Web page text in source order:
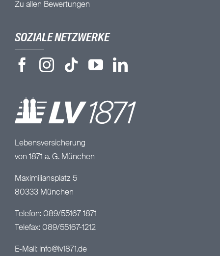
Zu allen Bewertungen
SOZIALE NETZWERKE
Lebensversicherung
von 1871 a. G. München
Maximiliansplatz 5
80333 München
Telefon: 089/55167-1871
Telefax: 089/55167-1212
E-Mail: info@lv1871.de